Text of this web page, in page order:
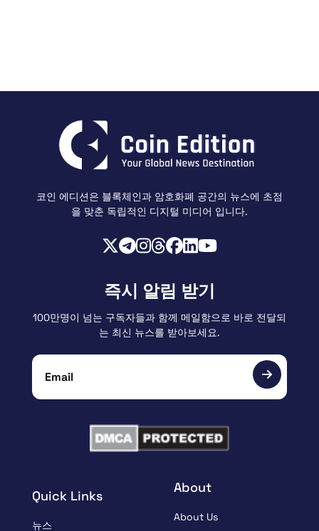
코인 에디션은 블록체인과 암호화폐 공간의 뉴스에 초점
을 맞춘 독립적인 디지털 미디어 입니다.
Quick Links
뉴스
About
About Us
즉시 알림 받기
100만명이 넘는 구독자들과 함께 메일함으로 바로 전달되
는 최신 뉴스를 받아보세요.